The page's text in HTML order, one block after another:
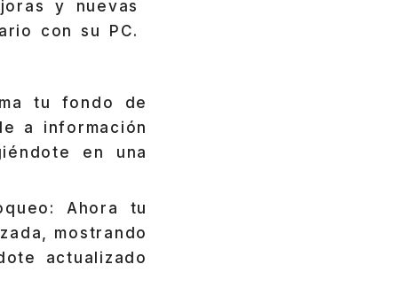
y nuevas
con su PC.
tu fondo de
a información
en una
Ahora tu
mostrando
actualizado